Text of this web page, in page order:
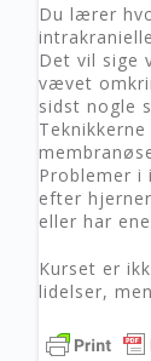
Du lærer
Det vil sige
vævet
sidst nogle
Problemer i
efter
eller har
Kurset er
lidelser,